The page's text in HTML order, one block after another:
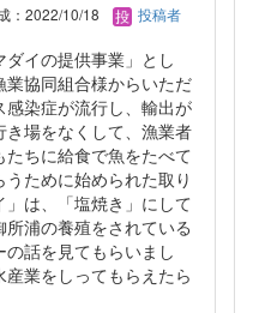
：2022/10/18
投稿者
ダイの提供事業」とし
協同組合様からいただ
感染症が流行し、輸出が
場をなくして、漁業者
ちに給食で魚をたべて
ために始められた取り
は、「塩焼き」にして
浦の養殖をされている
話を見てもらいまし
業をしってもらえたら